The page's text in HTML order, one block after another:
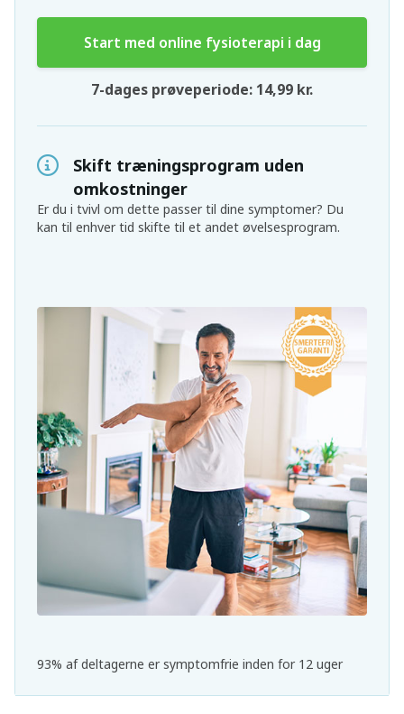
Start med online fysioterapi i dag
7-dages prøveperiode: 14,99 kr.
93% af deltagerne er symptomfrie inden for 12 uger
Skift træningsprogram uden
omkostninger
Er du i tvivl om dette passer til dine symptomer? Du
kan til enhver tid skifte til et andet øvelsesprogram.